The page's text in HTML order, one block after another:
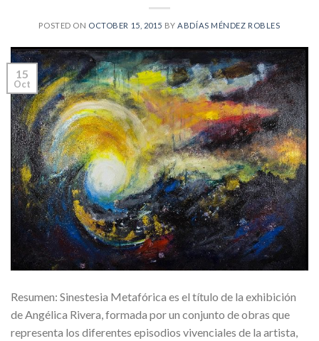
POSTED ON OCTOBER 15, 2015 BYABDÍAS MÉNDEZ ROBLES
15
Oct
Resumen: Sinestesia Metafórica es el título de la exhibición
de Angélica Rivera, formada por un conjunto de obras que
representa los diferentes episodios vivenciales de la artista,